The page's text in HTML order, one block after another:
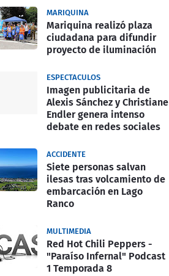
MARIQUINA
Mariquina realizó plaza
ciudadana para difundir
proyecto de iluminación
ESPECTACULOS
Imagen publicitaria de
Alexis Sánchez y Christiane
Endler genera intenso
debate en redes sociales
ACCIDENTE
Siete personas salvan
ilesas tras volcamiento de
embarcación en Lago
Ranco
MULTIMEDIA
Red Hot Chili Peppers -
"Paraíso Infernal" Podcast
1 Temporada 8